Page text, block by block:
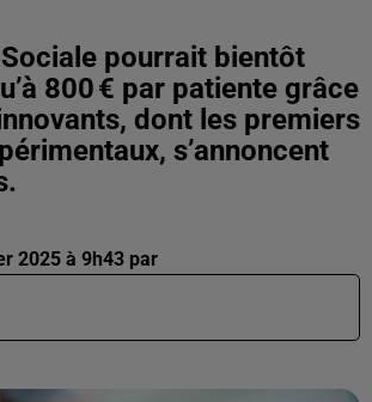
pourrait bientôt
800 € par patiente grâce
dont les premiers
s’annoncent
2025 à 9h43 par